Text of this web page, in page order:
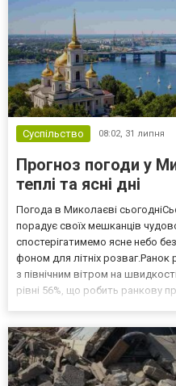
Суспільство 08:02, 31 липня
Прогноз погоди у
теплі та ясні дні
Погода в Миколаєві
порадує своїх мешканців
спостерігатимемо ясне небо
фоном для літніх розваг.Ранок
з північним вітром на
рівні 56%, що робить ранкову